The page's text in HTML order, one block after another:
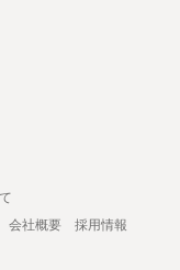
会社概要
採用情報